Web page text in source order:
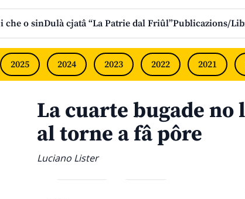
che o sinDulà cjatâ “La Patrie dal Friûl”Publicazions/
2025 2024 2023 2022 2021
La cuarte bugade no
al torne a fâ pôre
Luciano Lister